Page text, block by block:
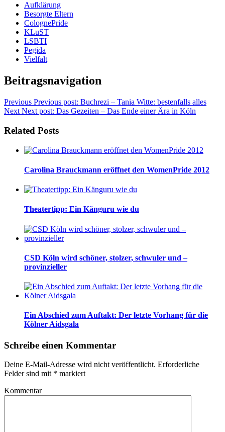
Aufklärung
Besorgte Eltern
ColognePride
KLuST
LSBTI
Pegida
Vielfalt
Beitragsnavigation
Previous Previous post: Buchrezi – Tania Witte: bestenfalls alles
Next Next post: Das Gezeiten – Das Ende einer Ära in Köln
Related Posts
Carolina Brauckmann eröffnet den WomenPride 2012
Theatertipp: Ein Känguru wie du
CSD Köln wird schöner, stolzer, schwuler und –
provinzieller
Ein Abschied zum Auftakt: Der letzte Vorhang für die
Kölner Aidsgala
Schreibe einen Kommentar
Deine E-Mail-Adresse wird nicht veröffentlicht. Erforderliche
Felder sind mit * markiert
Kommentar